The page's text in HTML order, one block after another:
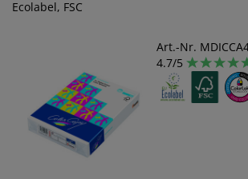
Ecolabel, FSC
Art.-Nr.
4.7/5